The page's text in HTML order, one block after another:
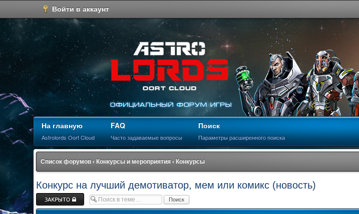
Войти в аккаунт
На главную
Astrolords Oort Cloud
FAQ
Часто задаваемые вопросы
Поиск
Параметры расширенного поиска
Список форумов ‹ Конкурсы и мероприятия ‹ Конкурсы
Конкурс на лучший демотиватор, мем или комикс (новость)
Закрыто